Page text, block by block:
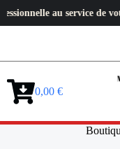
au service de votre
Panier0,00 €